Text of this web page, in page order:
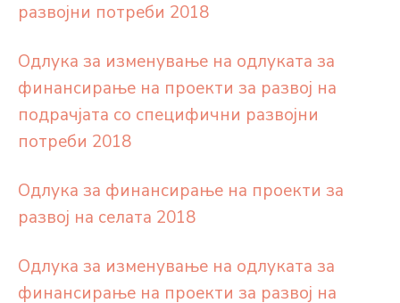
развојни потреби 2018
Одлука за изменување на одлуката за
финансирање на проекти за развој на
подрачјата со специфични развојни
потреби 2018
Одлука за финансирање на проекти за
развој на селата 2018
Одлука за изменување на одлуката за
финансирање на проекти за развој на